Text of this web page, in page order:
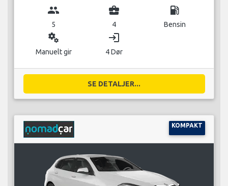
group
5
business_center
4
local_gas_station
Bensin
miscellaneous_services
Manuelt gir
login
4 Dør
SE DETALJER...
KOMPAKT